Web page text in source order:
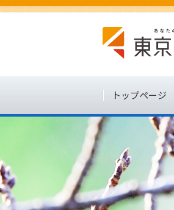
トップページ